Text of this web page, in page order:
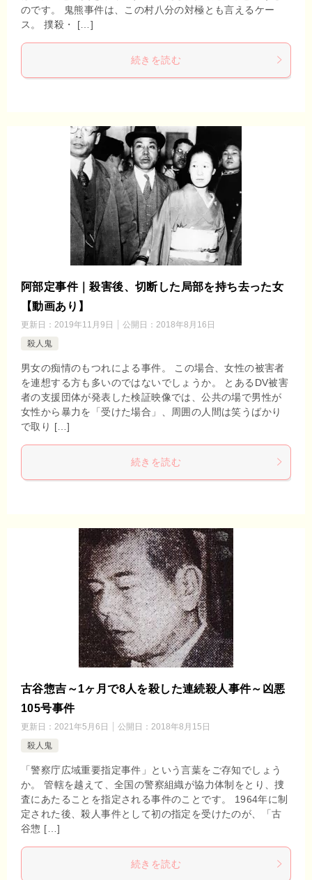
のです。 鬼熊事件は、この村八分の対極とも言えるケー
ス。 撲殺・ […]
続きを読む
阿部定事件｜殺害後、切断した局部を持ち去った女
【動画あり】
更新日： 2019年11月9日 公開日： 2018年8月16日
殺人鬼
男女の痴情のもつれによる事件。 この場合、女性の被害者
を連想する方も多いのではないでしょうか。 とあるDV被害
者の支援団体が発表した検証映像では、公共の場で男性が
女性から暴力を「受けた場合」、周囲の人間は笑うばかり
で取り […]
続きを読む
古谷惣吉～1ヶ月で8人を殺した連続殺人事件～凶悪
105号事件
更新日： 2021年5月6日 公開日： 2018年8月15日
殺人鬼
「警察庁広域重要指定事件」という言葉をご存知でしょう
か。 管轄を越えて、全国の警察組織が協力体制をとり、捜
査にあたることを指定される事件のことです。 1964年に制
定された後、殺人事件として初の指定を受けたのが、「古
谷惣 […]
続きを読む